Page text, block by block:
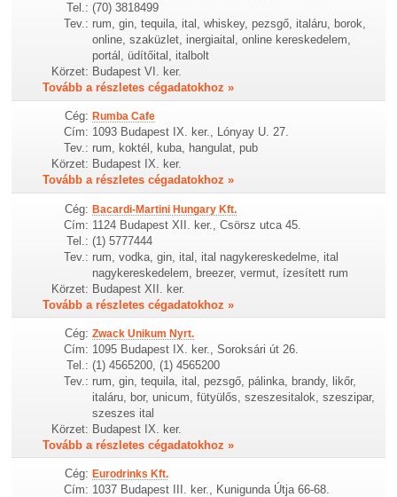
Tel.: (70) 3818499
Tev.: rum, gin, tequila, ital, whiskey, pezsgő, italáru, borok,
online, szaküzlet, inergiaital, online kereskedelem,
portál, üdítőital, italbolt
Körzet: Budapest VI. ker.
Tovább a részletes cégadatokhoz »
Cég: Rumba Cafe
Cím: 1093 Budapest IX. ker., Lónyay U. 27.
Tev.: rum, koktél, kuba, hangulat, pub
Körzet: Budapest IX. ker.
Tovább a részletes cégadatokhoz »
Cég: Bacardi-Martini Hungary Kft.
Cím: 1124 Budapest XII. ker., Csörsz utca 45.
Tel.: (1) 5777444
Tev.: rum, vodka, gin, ital, ital nagykereskedelme, ital
nagykereskedelem, breezer, vermut, ízesített rum
Körzet: Budapest XII. ker.
Tovább a részletes cégadatokhoz »
Cég: Zwack Unikum Nyrt.
Cím: 1095 Budapest IX. ker., Soroksári út 26.
Tel.: (1) 4565200, (1) 4565200
Tev.: rum, gin, tequila, ital, pezsgő, pálinka, brandy, likőr,
italáru, bor, unicum, fütyülős, szeszesitalok, szeszipar,
szeszes ital
Körzet: Budapest IX. ker.
Tovább a részletes cégadatokhoz »
Cég: Eurodrinks Kft.
Cím: 1037 Budapest III. ker., Kunigunda Útja 66-68.